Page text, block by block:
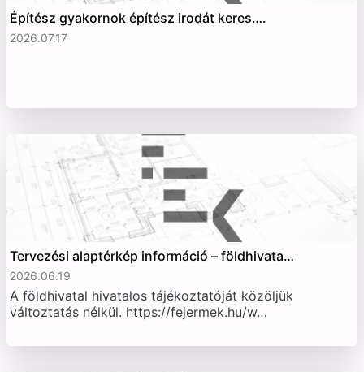
Építész gyakornok építész irodát keres….
2026.07.17
Tervezési alaptérkép információ – földhivata…
2026.06.19
A földhivatal hivatalos tájékoztatóját közöljük
változtatás nélkül. https://fejermek.hu/w…